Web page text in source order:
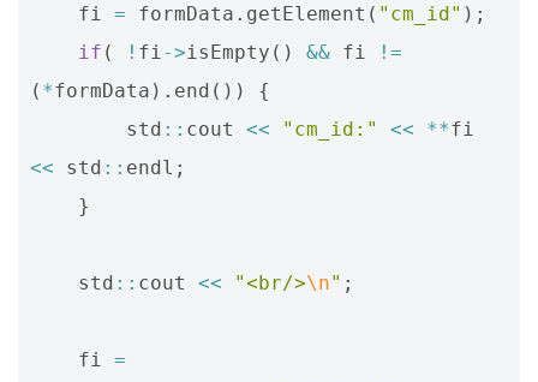
fi = formData . getElement ( "cm_id" );
if ( ! fi->isEmpty () && fi
!=
( *formData ). end ())
{
std :: cout << "cm_id:" << **fi
<<
std :: endl ;
}
std :: cout << "<br/>\n" ;
fi =